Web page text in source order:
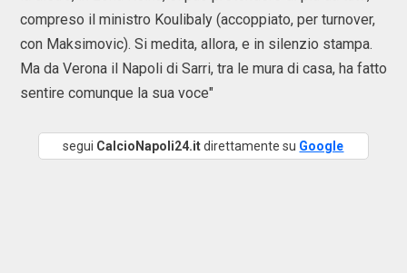
compreso il ministro Koulibaly (accoppiato, per turnover,
con Maksimovic). Si medita, allora, e in silenzio stampa.
Ma da Verona il Napoli di Sarri, tra le mura di casa, ha fatto
sentire comunque la sua voce"
segui CalcioNapoli24.itdirettamente su Google